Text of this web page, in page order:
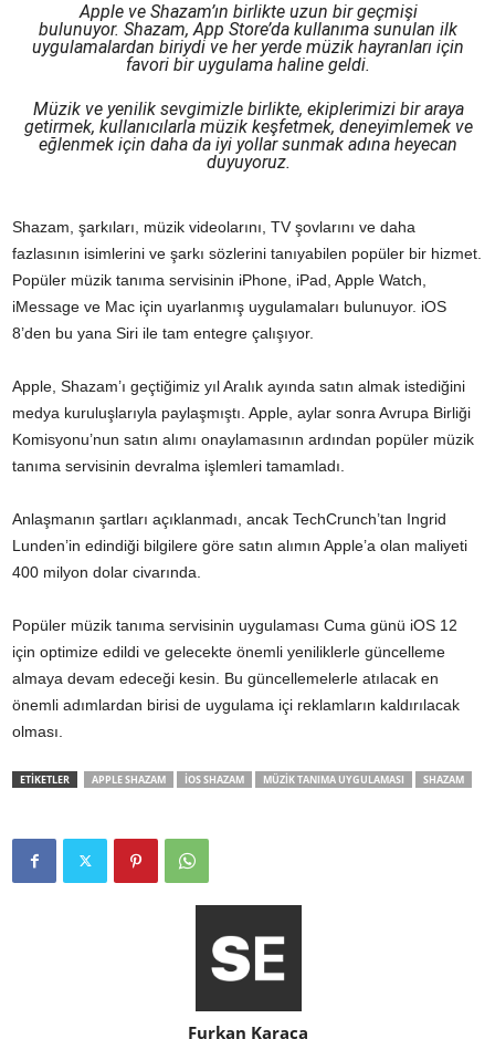
Apple ve Shazam’ın birlikte uzun bir geçmişi
bulunuyor. Shazam, App Store’da kullanıma sunulan ilk
uygulamalardan biriydi ve her yerde müzik hayranları için
favori bir uygulama haline geldi.
Müzik ve yenilik sevgimizle birlikte, ekiplerimizi bir araya
getirmek, kullanıcılarla müzik keşfetmek, deneyimlemek ve
eğlenmek için daha da iyi yollar sunmak adına heyecan
duyuyoruz.
Shazam, şarkıları, müzik videolarını, TV şovlarını ve daha
fazlasının isimlerini ve şarkı sözlerini tanıyabilen popüler bir hizmet.
Popüler müzik tanıma servisinin iPhone, iPad, Apple Watch,
iMessage ve Mac için uyarlanmış uygulamaları bulunuyor. iOS
8’den bu yana Siri ile tam entegre çalışıyor.
Apple, Shazam’ı geçtiğimiz yıl Aralık ayında satın almak istediğini
medya kuruluşlarıyla paylaşmıştı. Apple, aylar sonra Avrupa Birliği
Komisyonu’nun satın alımı onaylamasının ardından popüler müzik
tanıma servisinin devralma işlemleri tamamladı.
Anlaşmanın şartları açıklanmadı, ancak TechCrunch’tan Ingrid
Lunden’in edindiği bilgilere göre satın alımın Apple’a olan maliyeti
400 milyon dolar civarında.
Popüler müzik tanıma servisinin uygulaması Cuma günü iOS 12
için optimize edildi ve gelecekte önemli yeniliklerle güncelleme
almaya devam edeceği kesin. Bu güncellemelerle atılacak en
önemli adımlardan birisi de uygulama içi reklamların kaldırılacak
olması.
ETİKETLER APPLE SHAZAM IOS SHAZAM MÜZIK TANIMA UYGULAMASI SHAZAM
Furkan Karaca